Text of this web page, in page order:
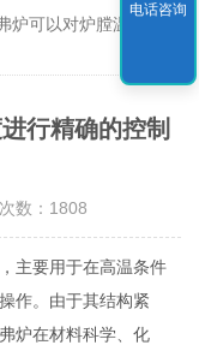
炉可以对炉膛温度进行
行精确的控制
数：1808
主要用于在高温条件
作。由于其结构紧
炉在材料科学、化
电话咨询